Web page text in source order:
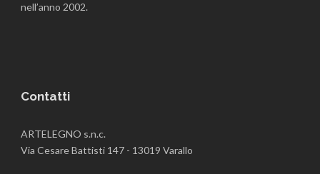
nell’anno 2002.
Contatti
ARTELEGNO s.n.c.
Via Cesare Battisti 147 - 13019 Varallo